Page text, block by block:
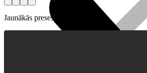
Jaunākās preses relīzes